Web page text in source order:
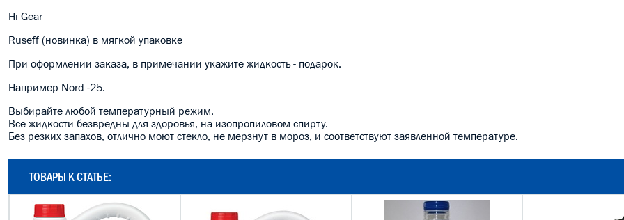
Hi Gear
Ruseff (новинка) в мягкой упаковке
При оформлении заказа, в примечании укажите жидкость - подарок.
Например Nord -25.
Выбирайте любой температурный режим.
Все жидкости безвредны для здоровья, на изопропиловом спирту.
Без резких запахов, отлично моют стекло, не мерзнут в мороз, и соответствуют заявленной температуре.
ТОВАРЫ К СТАТЬЕ: